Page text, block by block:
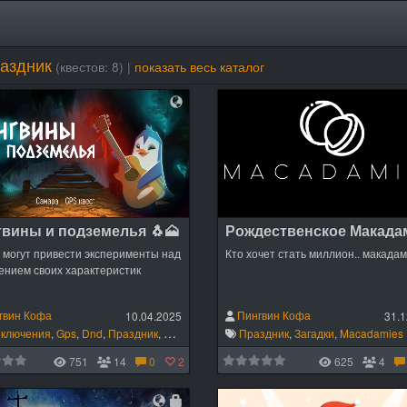
(квестов: 8) | показать весь каталог
и подземелья 🐧🗻
привести эксперименты над
своих характеристик
10.04.2025
Кофа
, Gps, Dnd, Праздник, Загадки
Скрипты
751
14 0 2
Кто хочет стать миллион..
Пингвин Кофа
Праздник, Загадки, Macadamies
625
4